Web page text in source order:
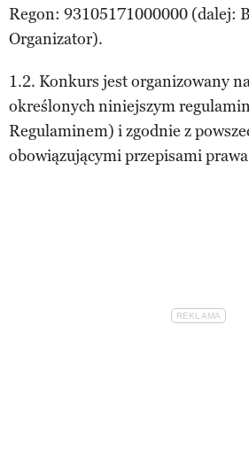
Regon: 93105171000000 (dalej:
Organizator).
1.2. Konkurs jest organizowany
określonych niniejszym
Regulaminem) i zgodnie z
obowiązującymi przepisami